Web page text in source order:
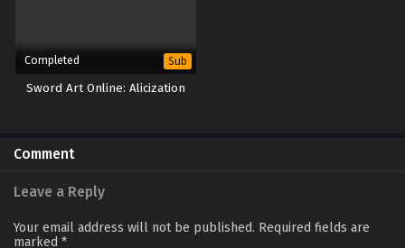
Completed Sub
Sword Art Online: Alicization
Comment
Leave a Reply
Your email address will not be published. Required fields are
marked *